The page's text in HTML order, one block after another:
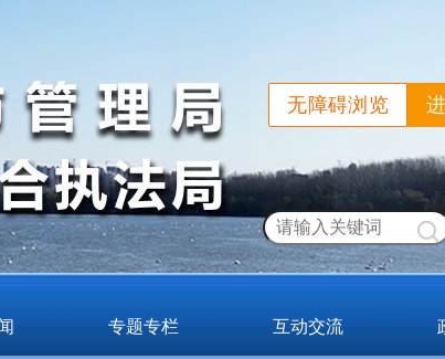
无障碍浏览
专题专栏 互动交流